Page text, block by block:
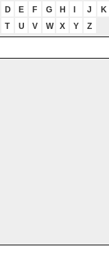
D E F G H J K
T
U V W X Y Z